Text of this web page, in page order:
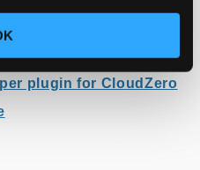
plugin for CloudZero